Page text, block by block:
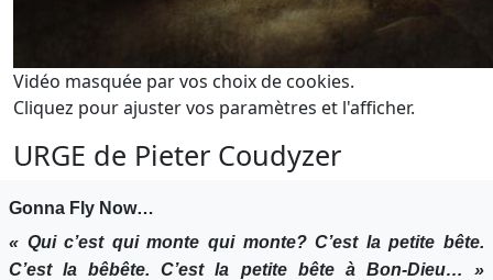
Vidéo masquée par vos choix de cookies.
Cliquez pour ajuster vos paramètres et l'afficher.
URGE de Pieter Coudyzer
Gonna Fly Now…
« Qui c’est qui monte qui monte? C’est la petite bête.
C’est la bêbête. C’est la petite bête à Bon-Dieu… »